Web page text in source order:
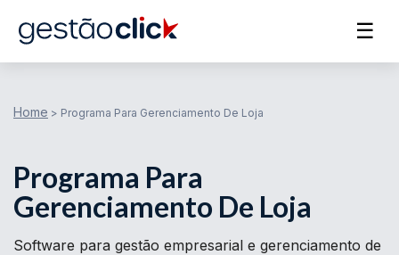
☰
Home > Programa Para Gerenciamento De Loja
Programa Para
Gerenciamento De Loja
Software para gestão empresarial e gerenciamento de